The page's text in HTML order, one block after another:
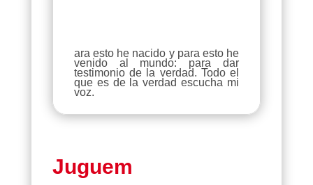
ara esto he nacido y para esto he
venido al mundo: para dar
testimonio de la verdad. Todo el
que es de la verdad escucha mi
voz.
Juguem